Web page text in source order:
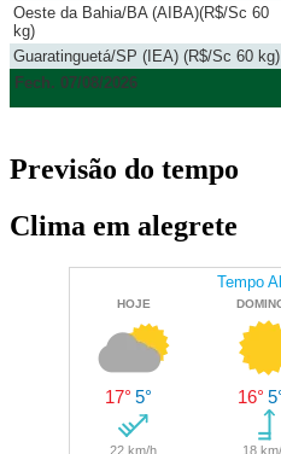
Oeste da Bahia/BA (AIBA)(R$/Sc 60
kg)
Guaratinguetá/SP (IEA) (R$/Sc 60 kg)
Fech. 07/08/2026
Previsão do tempo
Clima em alegrete